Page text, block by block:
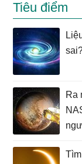
Tiêu điểm
Ra